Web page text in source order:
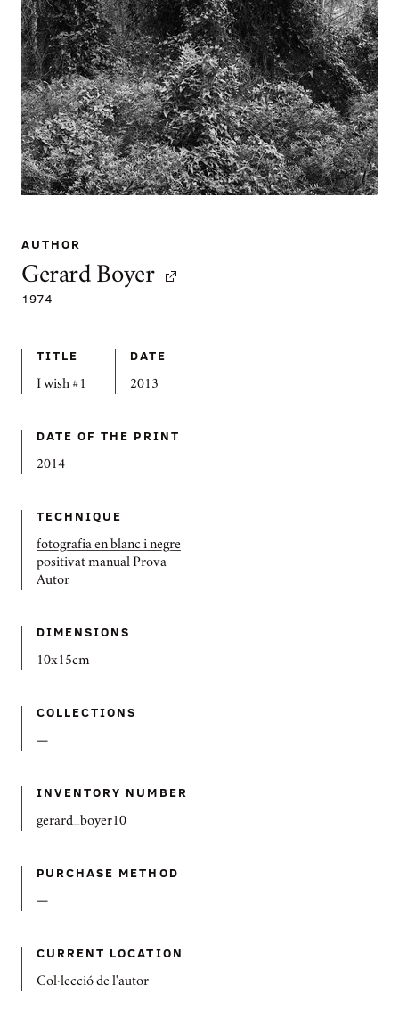
AUTHOR
Gerard Boyer
1974
TITLE
I wish #1
DATE
2013
DATE OF THE PRINT
2014
TECHNIQUE
fotografia en blanc i negre
positivat manual Prova
Autor
DIMENSIONS
10x15cm
COLLECTIONS
—
INVENTORY NUMBER
gerard_boyer10
PURCHASE METHOD
—
CURRENT LOCATION
Col·lecció de l'autor